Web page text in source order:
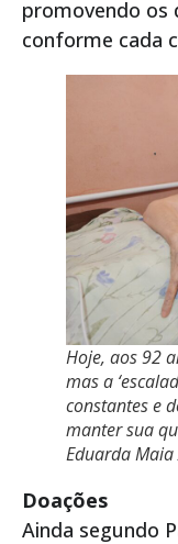
promovendo os
conforme cada
Hoje, aos 92
mas a
constantes e
manter sua
Eduarda
Doações
Ainda segundo